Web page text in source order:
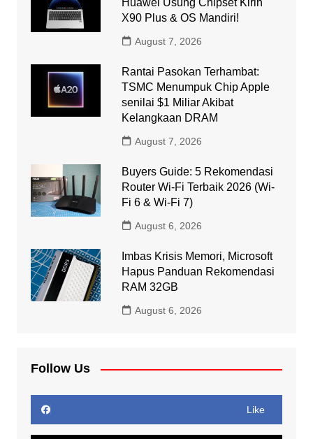
Huawei Usung Chipset Kirin
X90 Plus & OS Mandiri!
August 7, 2026
Rantai Pasokan Terhambat:
TSMC Menumpuk Chip Apple
senilai $1 Miliar Akibat
Kelangkaan DRAM
August 7, 2026
Buyers Guide: 5 Rekomendasi
Router Wi-Fi Terbaik 2026 (Wi-
Fi 6 & Wi-Fi 7)
August 6, 2026
Imbas Krisis Memori, Microsoft
Hapus Panduan Rekomendasi
RAM 32GB
August 6, 2026
Follow Us
Like